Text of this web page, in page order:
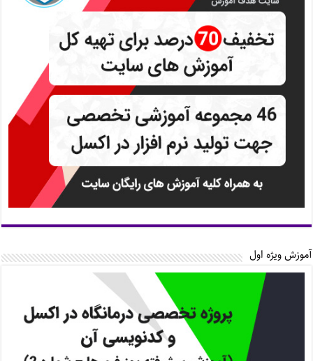
آموزش ویژه اول